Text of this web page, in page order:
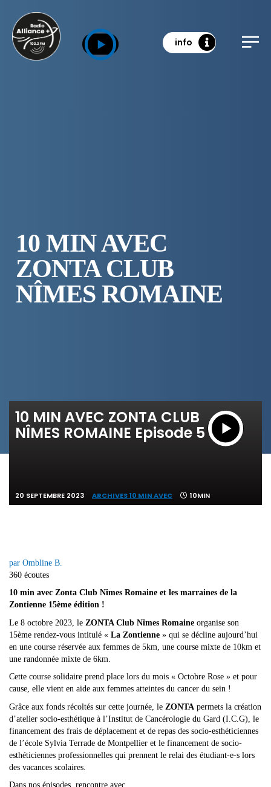
info
10 MIN AVEC
ZONTA CLUB
NÎMES ROMAINE
10 MIN AVEC ZONTA CLUB
NÎMES ROMAINE Episode 5
20 SEPTEMBRE 2023 ARCHIVES 10 MIN AVEC 10MIN
par Ombline B.
360 écoutes
10 min avec Zonta Club Nîmes Romaine et les marraines de la
Zontienne 15ème édition !
Le 8 octobre 2023, le ZONTA Club Nîmes Romaine organise son
15ème rendez-vous intitulé « La Zontienne » qui se décline aujourd’hui
en une course réservée aux femmes de 5km, une course mixte de 10km et
une randonnée mixte de 6km.
Cette course solidaire prend place lors du mois « Octobre Rose » et pour
cause, elle vient en aide aux femmes atteintes du cancer du sein !
Grâce aux fonds récoltés sur cette journée, le ZONTA permets la création
d’atelier socio-esthétique à l’Institut de Cancérologie du Gard (I.C.G), le
financement des frais de déplacement et de repas des socio-esthéticiennes
de l’école Sylvia Terrade de Montpellier et le financement de socio-
esthéticiennes professionnelles qui prennent le relai des étudiant-e-s lors
des vacances scolaires.
Dans nos épisodes, rencontre avec